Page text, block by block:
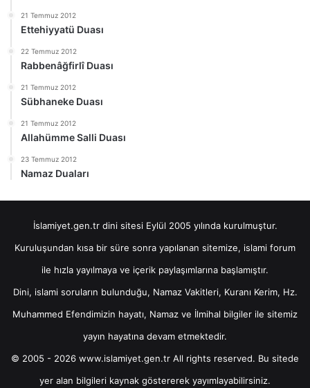
21 Temmuz 2012
Ettehiyyatü Duası
22 Temmuz 2012
Rabbenâğfirlî Duası
21 Temmuz 2012
Sübhaneke Duası
21 Temmuz 2012
Allahümme Salli Duası
23 Temmuz 2012
Namaz Duaları
İslamiyet.gen.tr dini sitesi Eylül 2005 yılında kurulmuştur.
Kuruluşundan kısa bir süre sonra yapılanan sitemize, islami forum
ile hızla yayılmaya ve içerik paylaşımlarına başlamıştır.
Dini, islami soruların bulunduğu, Namaz Vakitleri, Kuranı Kerim, Hz.
Muhammed Efendimizin hayatı, Namaz ve İlmihal bilgiler ile sitemiz
yayın hayatına devam etmektedir.
© 2005 - 2026 www.islamiyet.gen.tr All rights reserved. Bu sitede
yer alan bilgileri kaynak göstererek yayımlayabilirsiniz.